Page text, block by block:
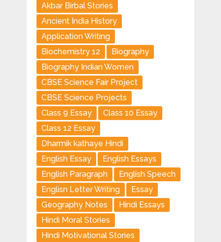
Akbar Birbal Stories
Ancient India History
Application Writing
Biochemistry 12
Biography
Biography Indian Women
CBSE Science Fair Project
CBSE Science Projects
Class 9 Essay
Class 10 Essay
Class 12 Essay
Dharmik kathaye Hindi
English Essay
English Essays
English Paragraph
English Speech
Englisn Letter Writing
Essay
Geography Notes
Hindi Essays
Hindi Moral Stories
Hindi Motivational Stories